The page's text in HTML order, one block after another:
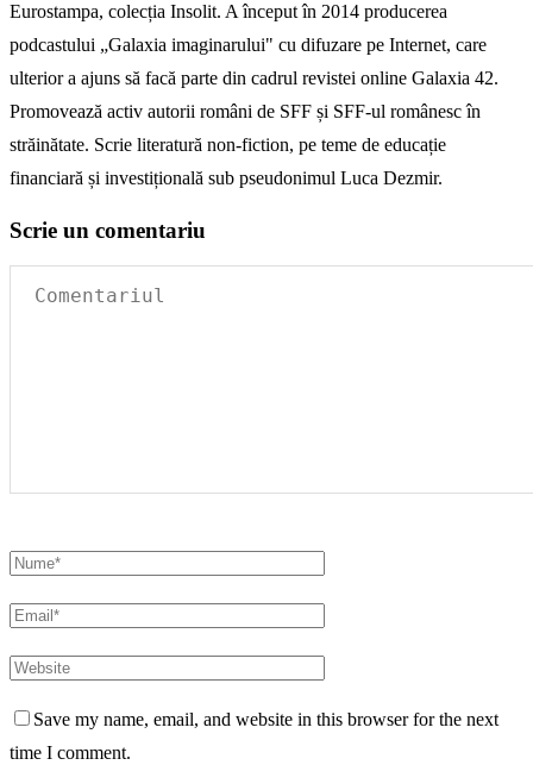
Eurostampa, colecția Insolit. A început în 2014 producerea
podcastului „Galaxia imaginarului" cu difuzare pe Internet, care
ulterior a ajuns să facă parte din cadrul revistei online Galaxia 42.
Promovează activ autorii români de SFF și SFF-ul românesc în
străinătate. Scrie literatură non-fiction, pe teme de educație
financiară și investițională sub pseudonimul Luca Dezmir.
Scrie un comentariu
Save my name, email, and website in this browser for the next
time I comment.